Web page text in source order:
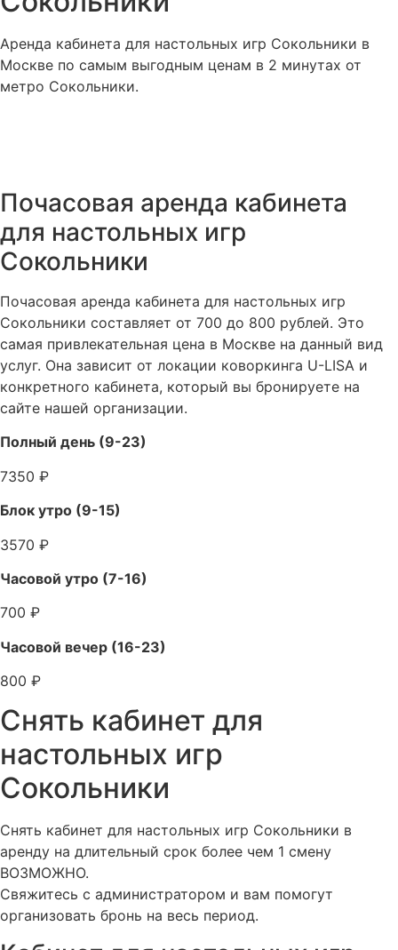
Аренда кабинета для настольных игр Сокольники в
Москве по самым выгодным ценам в 2 минутах от
метро Сокольники.
Почасовая аренда кабинета
для настольных игр
Сокольники
Почасовая аренда кабинета для настольных игр
Сокольники составляет от 700 до 800 рублей. Это
самая привлекательная цена в Москве на данный вид
услуг. Она зависит от локации коворкинга U-LISA и
конкретного кабинета, который вы бронируете на
сайте нашей организации.
Полный день (9-23)
7350 ₽
Блок утро (9-15)
3570 ₽
Часовой утро (7-16)
700 ₽
Часовой вечер (16-23)
800 ₽
Снять кабинет для
настольных игр
Сокольники
Снять кабинет для настольных игр Сокольники в
аренду на длительный срок более чем 1 смену
ВОЗМОЖНО.
Свяжитесь с администратором и вам помогут
организовать бронь на весь период.